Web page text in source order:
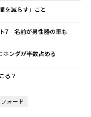
を減らす」こと
7 名前が男性器の車も
ンダが半数占める
る？
フォード